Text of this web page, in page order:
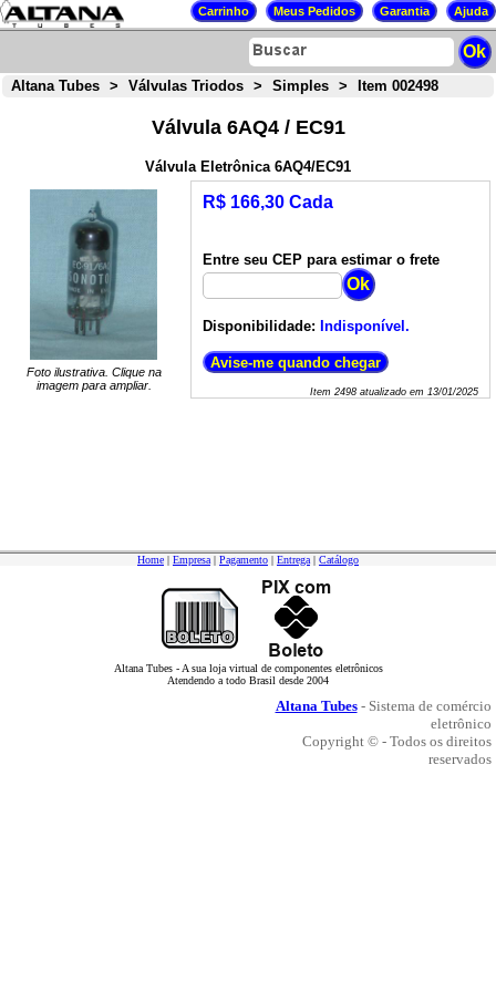
Altana Tubes > Válvulas Triodos > Simples > Item 002498
Válvula 6AQ4 / EC91
Válvula Eletrônica 6AQ4/EC91
Foto ilustrativa. Clique na
imagem para ampliar.
R$ 166,30 Cada
Entre seu CEP para estimar o frete
Disponibilidade: Indisponível.
Item 2498atualizado em 13/01/2025
Home | Empresa | Pagamento | Entrega | Catálogo
Altana Tubes - A sua loja virtual de componentes eletrônicos
Atendendo a todo Brasil desde 2004
Altana Tubes- Sistema de comércio
eletrônico
Copyright © - Todos os direitos
reservados